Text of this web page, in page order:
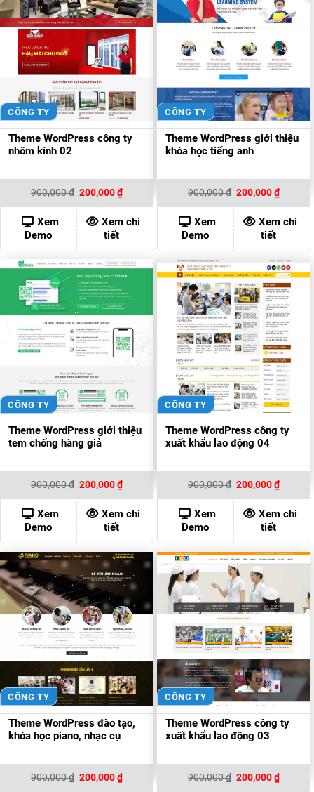
CÔNG TY
Theme WordPress công ty
nhôm kính 02
900,000₫ Giá
là:
900,000 ₫.
200,000₫Giá
hiện
tại
là:
200,000 ₫.
Xem
Demo
Xem chi
tiết
CÔNG TY
Theme WordPress giới thiệu
khóa học tiếng anh
900,000₫ Giá
là:
900,000 ₫.
200,000₫Giá
hiện
tại
là:
Xem
Demo
Xem chi
tiết
CÔNG TY
Theme WordPress giới thiệu
tem chống hàng giả
900,000₫ Giá
là:
900,000 ₫.
200,000₫Giá
hiện
tại
là:
200,000 ₫.
Xem
Demo
Xem chi
tiết
CÔNG TY
Theme WordPress công ty
xuất khẩu lao động 04
900,000₫ Giá
là:
900,000 ₫.
200,000₫Giá
hiện
tại
là:
Xem
Demo
Xem chi
tiết
CÔNG TY
Theme WordPress đào tạo,
khóa học piano, nhạc cụ
900,000₫ Giá
200,000₫Giá
hiện
CÔNG TY
Theme WordPress công ty
xuất khẩu lao động 03
900,000₫ Giá
200,000₫Giá
hiện